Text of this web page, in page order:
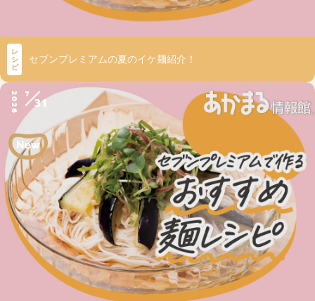
レ
シ
ピ
セブンプレミアムの夏のイケ麺紹介！
2026 7
31